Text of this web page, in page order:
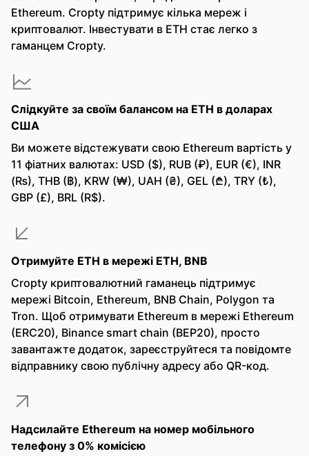
Ethereum. Cropty підтримує кілька мереж і
криптовалют. Інвестувати в ETH стає легко з
гаманцем Cropty.
Слідкуйте за своїм балансом на ETH в доларах
США
Ви можете відстежувати свою Ethereum вартість у
11 фіатних валютах: USD ($), RUB (₽), EUR (€), INR
(₨), THB (฿), KRW (₩), UAH (₴), GEL (₾), TRY (₺),
GBP (£), BRL (R$).
Отримуйте ETH в мережі ETH, BNB
Cropty криптовалютний гаманець підтримує
мережі Bitcoin, Ethereum, BNB Chain, Polygon та
Tron. Щоб отримувати Ethereum в мережі Ethereum
(ERC20), Binance smart chain (BEP20), просто
завантажте додаток, зареєструйтеся та повідомте
відправнику свою публічну адресу або QR-код.
Надсилайте Ethereum на номер мобільного
телефону з 0% комісією